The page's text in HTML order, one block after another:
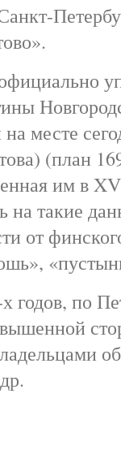
месте
(план
им в
такие
от
годов, по